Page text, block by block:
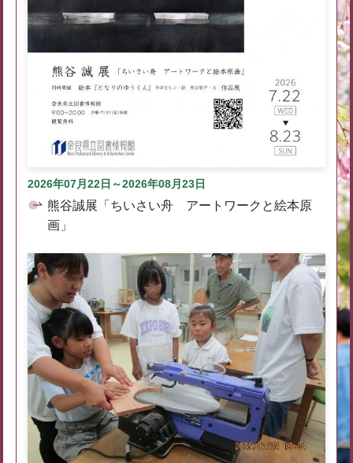
2026年07月22日～2026年08月23日
熊谷誠展「ちいさい舟 アートワークと絵本原
画」